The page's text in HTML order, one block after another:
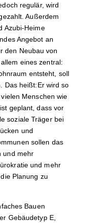
regulär, wird
Außerdem
Azubi-Heime
Angebot an
den Neubau von
eines zentral:
entsteht, soll
Das heißt:Er wird so
Menschen wie
geplant, dass vor
soziale Träger bei
und
sollen das
und mehr
und mehr
Planung zu
Bauen
Gebäudetyp E,